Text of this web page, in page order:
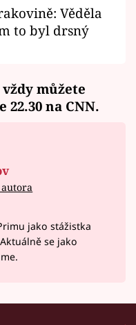
Věděla
to byl drsný
můžete
na CNN.
jako stážistka
se jako